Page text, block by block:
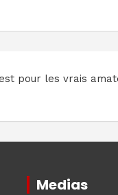
pour les vrais
Medias